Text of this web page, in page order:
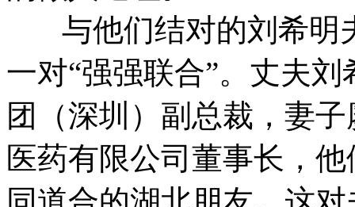
与他们结对的刘希明
一对“强强联合”。丈夫
团（深圳）副总裁，妻
医药有限公司董事长，